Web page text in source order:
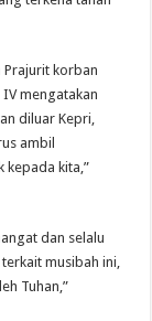
Prajurit korban
mengatakan
diluar Kepri,
ambil
kepada kita,”
dan selalu
musibah ini,
Tuhan,”